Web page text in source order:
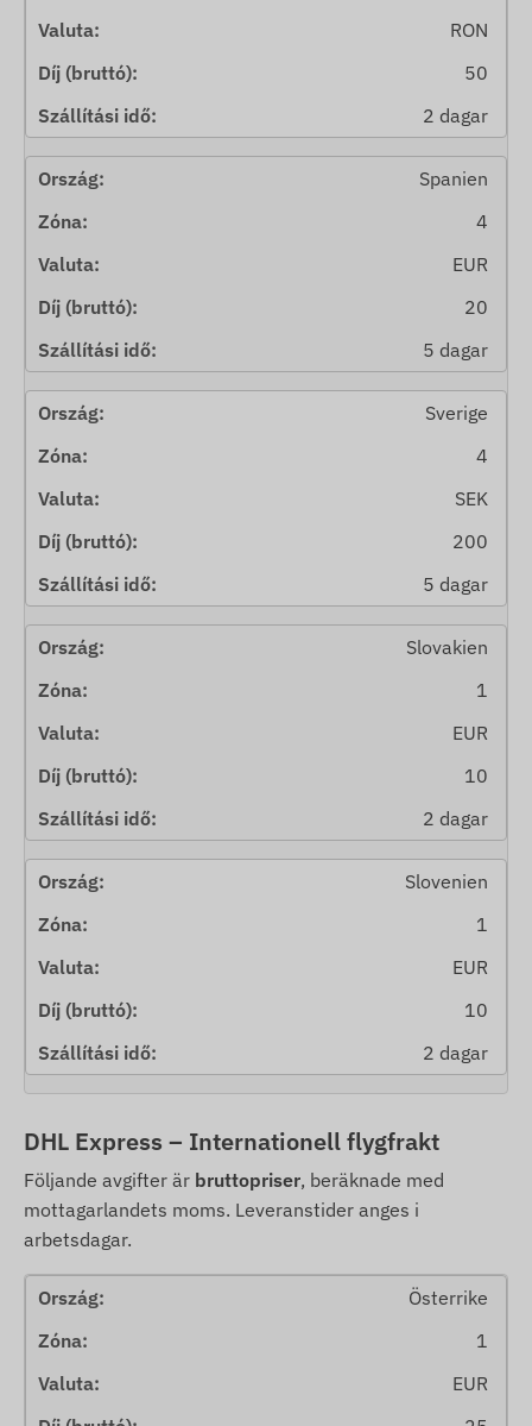
RON
50
2 dagar
Spanien
4
EUR
20
5 dagar
Sverige
4
SEK
200
5 dagar
Slovakien
1
EUR
10
2 dagar
Slovenien
1
EUR
10
2 dagar
DHL Express – Internationell flygfrakt
Följande avgifter är bruttopriser, beräknade med
mottagarlandets moms. Leveranstider anges i
arbetsdagar.
Österrike
1
EUR